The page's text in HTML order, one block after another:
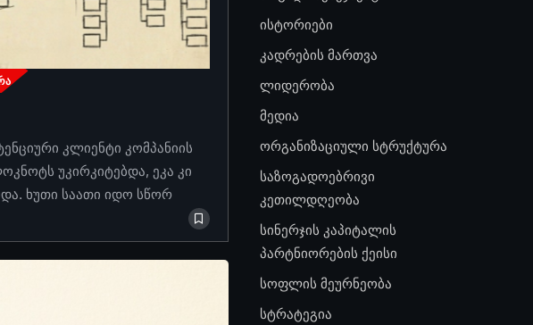
კლიენტი კომპანიის
უკირკიტებდა, ეკა კი
ხუთი საათი იდო სწორ
ისტორიები
კადრების მართვა
ლიდერობა
მედია
ორგანიზაციული სტრუქტურა
საზოგადოებრივი
კეთილდღეობა
სინერჯის კაპიტალის
პარტნიორების ქეისი
სოფლის მეურნეობა
სტრატეგია